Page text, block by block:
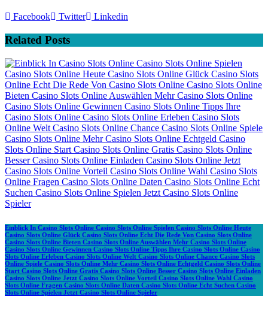
Facebook Twitter Linkedin
Related Posts
Einblick In Casino Slots Online Casino Slots Online Spielen Casino Slots Online Heute
Casino Slots Online Glück Casino Slots Online Echt Die Rede Von Casino Slots Online
Casino Slots Online Bieten Casino Slots Online Auswählen Mehr Casino Slots Online
Casino Slots Online Gewinnen Casino Slots Online Tipps Ihre Casino Slots Online Casino
Slots Online Erleben Casino Slots Online Welt Casino Slots Online Chance Casino Slots
Online Spiele Casino Slots Online Mehr Casino Slots Online Echtgeld Casino Slots Online
Start Casino Slots Online Gratis Casino Slots Online Besser Casino Slots Online Einladen
Casino Slots Online Jetzt Casino Slots Online Vorteil Casino Slots Online Wahl Casino
Slots Online Fragen Casino Slots Online Daten Casino Slots Online Echt Suchen Casino
Slots Online Spielen Jetzt Casino Slots Online Spieler